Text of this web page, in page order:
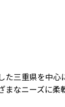
三重県を中
なニーズに柔